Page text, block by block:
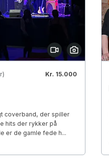
Kr. 15.000
coverband, der spiller
hits der rykker på
er de gamle fede h...